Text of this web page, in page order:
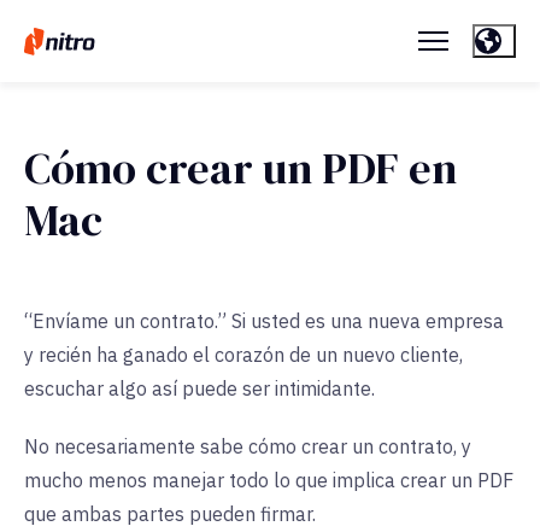
Cómo crear un PDF en
Mac
“Envíame un contrato.” Si usted es una nueva empresa
y recién ha ganado el corazón de un nuevo cliente,
escuchar algo así puede ser intimidante.
No necesariamente sabe cómo crear un contrato, y
mucho menos manejar todo lo que implica crear un PDF
que ambas partes pueden firmar.